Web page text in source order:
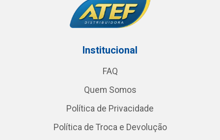
Institucional
FAQ
Quem Somos
Política de Privacidade
Política de Troca e Devolução